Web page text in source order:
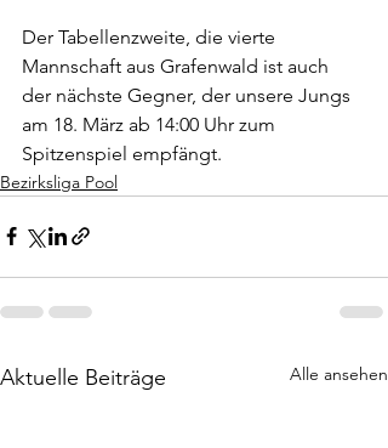
Der Tabellenzweite, die vierte
Mannschaft aus Grafenwald ist auch
der nächste Gegner, der unsere Jungs
am 18. März ab 14:00 Uhr zum
Spitzenspiel empfängt.
Bezirksliga Pool
Aktuelle Beiträge Alle ansehen